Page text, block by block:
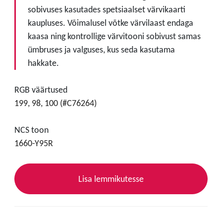
sobivuses kasutades spetsiaalset värvikaarti
kaupluses. Võimalusel võtke värvilaast endaga
kaasa ning kontrollige värvitooni sobivust samas
ümbruses ja valguses, kus seda kasutama
hakkate.
RGB väärtused
199, 98, 100 (#C76264)
NCS toon
1660-Y95R
Lisa lemmikutesse